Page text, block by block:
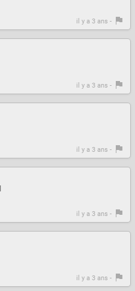
il y a 3 ans -
il y a 3 ans -
il y a 3 ans -
il y a 3 ans -
il y a 3 ans -